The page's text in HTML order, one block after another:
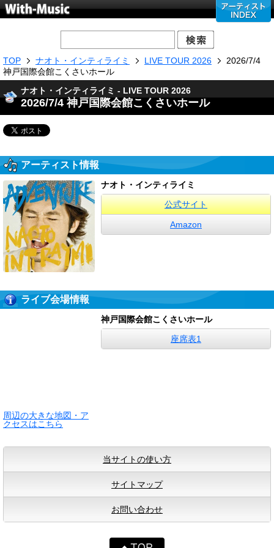
TOP ナオト・インティライミ LIVE TOUR 2026
2026/7/4
神戸国際会館こくさいホール
ナオト・インティライミ - LIVE TOUR 2026
2026/7/4 神戸国際会館こくさいホール
アーティスト情報
ナオト・インティライミ
公式サイト
Amazon
ライブ会場情報
周辺の大きな地図・ア
クセスはこちら
神戸国際会館こくさいホール
座席表1
当サイトの使い方
サイトマップ
お問い合わせ